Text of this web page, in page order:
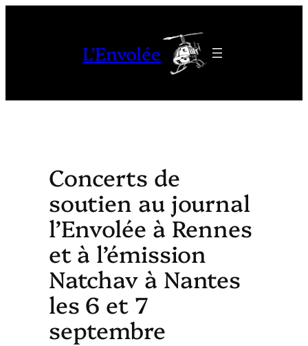
L'Envolée
Concerts de
soutien au journal
l’Envolée à Rennes
et à l’émission
Natchav à Nantes
les 6 et 7
septembre